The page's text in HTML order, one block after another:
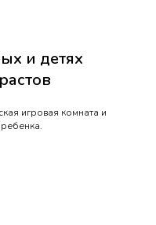
и детях
игровая комната и